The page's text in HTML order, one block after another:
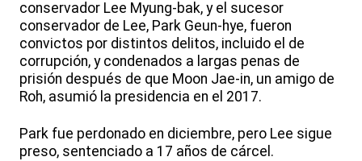
conservador Lee Myung-bak, y el sucesor
conservador de Lee, Park Geun-hye, fueron
convictos por distintos delitos, incluido el de
corrupción, y condenados a largas penas de
prisión después de que Moon Jae-in, un amigo de
Roh, asumió la presidencia en el 2017.
Park fue perdonado en diciembre, pero Lee sigue
preso, sentenciado a 17 años de cárcel.